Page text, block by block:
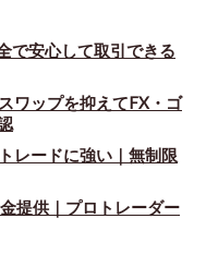
で安心して取引できる
ワップを抑えてFX・ゴ
レードに強い｜無制限
提供｜プロトレーダー